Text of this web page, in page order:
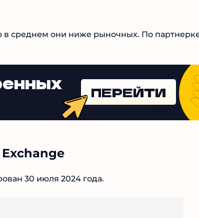
в среднем они ниже рыночных. По партнерке
ПЕРЕЙТИ
30 июля 2024 года.